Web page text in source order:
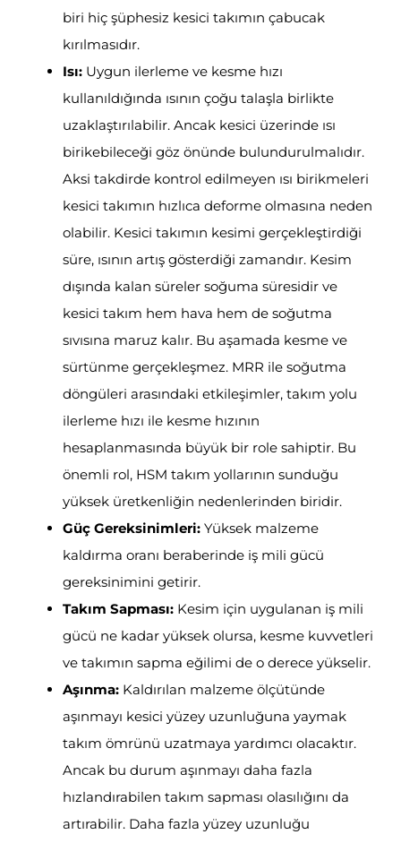
biri hiç şüphesiz kesici takımın çabucak
kırılmasıdır.
Isı:Uygun ilerleme ve kesme hızı
kullanıldığında ısının çoğu talaşla birlikte
uzaklaştırılabilir. Ancak kesici üzerinde ısı
birikebileceği göz önünde bulundurulmalıdır.
Aksi takdirde kontrol edilmeyen ısı birikmeleri
kesici takımın hızlıca deforme olmasına neden
olabilir. Kesici takımın kesimi gerçekleştirdiği
süre, ısının artış gösterdiği zamandır. Kesim
dışında kalan süreler soğuma süresidir ve
kesici takım hem hava hem de soğutma
sıvısına maruz kalır. Bu aşamada kesme ve
sürtünme gerçekleşmez. MRR ile soğutma
döngüleri arasındaki etkileşimler, takım yolu
ilerleme hızı ile kesme hızının
hesaplanmasında büyük bir role sahiptir. Bu
önemli rol, HSM takım yollarının sunduğu
yüksek üretkenliğin nedenlerinden biridir.
Güç Gereksinimleri:Yüksek malzeme
kaldırma oranı beraberinde iş mili gücü
gereksinimini getirir.
Takım Sapması:Kesim için uygulanan iş mili
gücü ne kadar yüksek olursa, kesme kuvvetleri
ve takımın sapma eğilimi de o derece yükselir.
Aşınma:Kaldırılan malzeme ölçütünde
aşınmayı kesici yüzey uzunluğuna yaymak
takım ömrünü uzatmaya yardımcı olacaktır.
Ancak bu durum aşınmayı daha fazla
hızlandırabilen takım sapması olasılığını da
artırabilir. Daha fazla yüzey uzunluğu